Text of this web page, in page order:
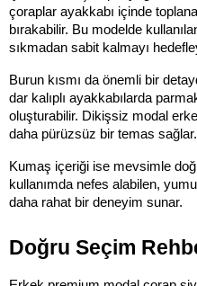
çoraplar ayakkabı içinde
bırakabilir. Bu modelde
sıkmadan sabit kalmayı
Burun kısmı da önemli bir
dar kalıplı ayakkabılarda
oluşturabilir. Dikişsiz modal
daha pürüzsüz bir temas sağlar.
Kumaş içeriği ise mevsimle
kullanımda nefes alabilen,
daha rahat bir deneyim sunar.
Doğru Seçim